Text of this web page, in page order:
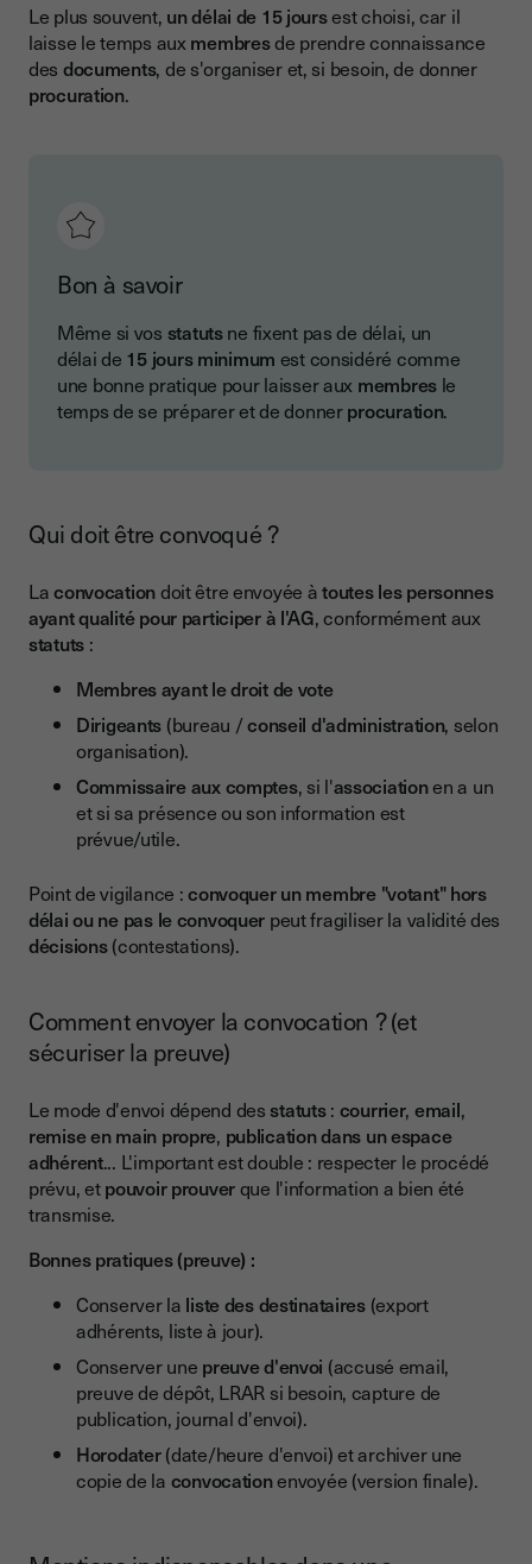
Le plus souvent, un délai de 15 joursest choisi, car il
laisse le temps auxmembresde prendre connaissance
des documents, de s'organiser et, si besoin, de donner
procuration.
Bon à savoir
Même si vos statutsne fixent pas de délai, un
délai de 15 jours minimum est considéré comme
une bonne pratique pour laisser aux membresle
temps de se préparer et de donnerprocuration.
Qui doit être convoqué ?
Laconvocationdoit être envoyée àtoutes les personnes
ayant qualité pour participer à l'AG, conformément aux
statuts :
Membres ayant le droit de vote
Dirigeants (bureau /conseil d'administration, selon
organisation).
Commissaire aux comptes, si l'associationen a un
et si sa présence ou son information est
prévue/utile.
Point de vigilance :convoquer un membre "votant" hors
délai ou ne pas le convoquer peut fragiliser la validité des
décisions(contestations).
Comment envoyer la convocation ? (et
sécuriser la preuve)
Le mode d'envoi dépend desstatuts: courrier, email,
remise en main propre, publication dans un espace
adhérent... L'important est double : respecter le procédé
prévu, etpouvoir prouverque l'information a bien été
transmise.
Bonnes pratiques (preuve) :
Conserver la liste des destinataires(export
adhérents, liste à jour).
Conserver une preuve d'envoi (accusé email,
preuve de dépôt, LRAR si besoin, capture de
publication, journal d'envoi).
Horodater(date/heure d'envoi) et archiver une
copie de la convocationenvoyée (version finale).